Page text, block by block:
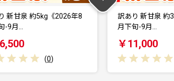
訳あり 新甘泉 約3kg《2026年8
月下旬-9月…
￥11,000
訳あり 新甘
月下旬-9月…
￥5,500